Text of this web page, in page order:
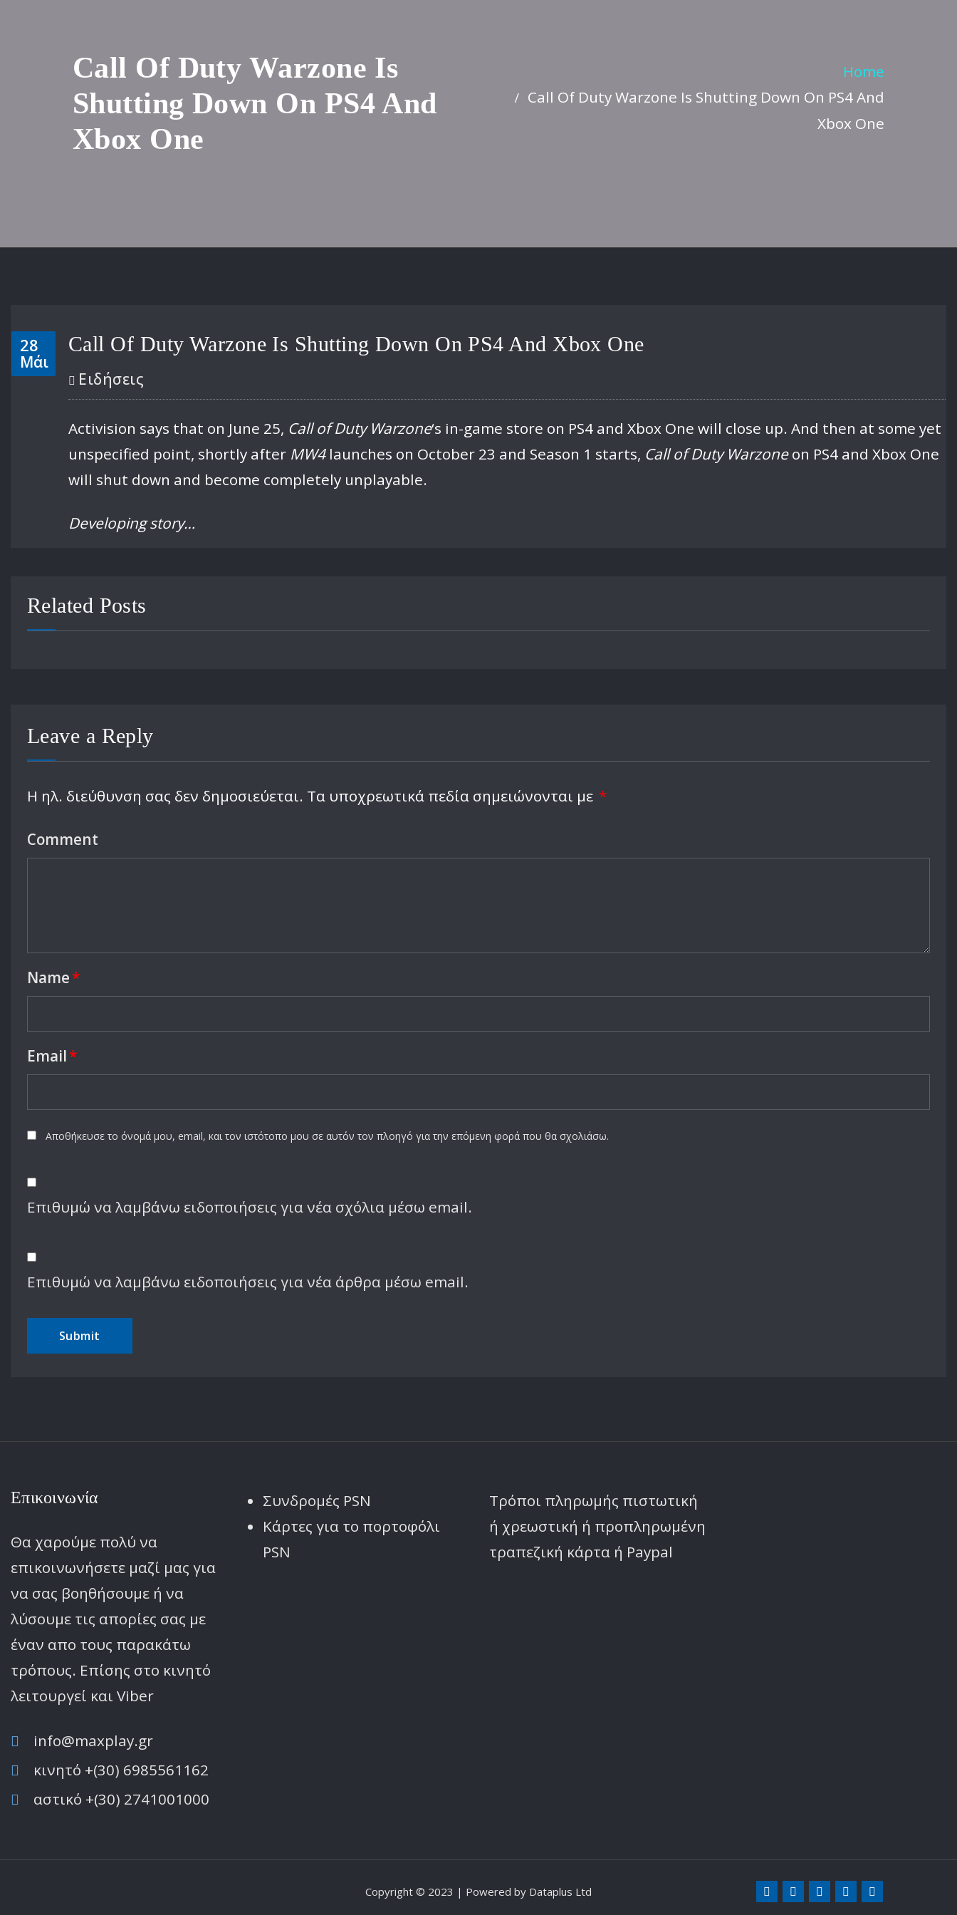
Call Of Duty Warzone Is
Shutting Down On PS4 And
Xbox One
Home
Call Of Duty Warzone Is Shutting Down On PS4 And
Xbox One
28
Μάι
Call Of Duty Warzone Is Shutting Down On PS4 And Xbox One
Ειδήσεις
Activision says that on June 25, Call of Duty Warzone‘s in-game store on PS4 and Xbox One will close up. And then at some yet
unspecified point, shortly after MW4launches on October 23 and Season 1 starts, Call of Duty Warzoneon PS4 and Xbox One
will shut down and become completely unplayable.
Developing story…
Related Posts
Leave a Reply
Η ηλ. διεύθυνση σας δεν δημοσιεύεται. Τα υποχρεωτικά πεδία σημειώνονται με *
Comment
Name*
Email*
Αποθήκευσε το όνομά μου, email, και τον ιστότοπο μου σε αυτόν τον πλοηγό για την επόμενη φορά που θα σχολιάσω.
Επιθυμώ να λαμβάνω ειδοποιήσεις για νέα σχόλια μέσω email.
Επιθυμώ να λαμβάνω ειδοποιήσεις για νέα άρθρα μέσω email.
Επικοινωνία
Θα χαρούμε πολύ να
επικοινωνήσετε μαζί μας για
να σας βοηθήσουμε ή να
λύσουμε τις απορίες σας με
έναν απο τους παρακάτω
τρόπους. Επίσης στο κινητό
λειτoυργεί και Viber
info@maxplay.gr
κινητό +(30) 6985561162
αστικό +(30) 2741001000
Συνδρομές PSN
Κάρτες για το πορτοφόλι
PSN
Τρόποι πληρωμής πιστωτική
ή χρεωστική ή προπληρωμένη
τραπεζική κάρτα ή Paypal
Copyright © 2023 | Powered by Dataplus Ltd